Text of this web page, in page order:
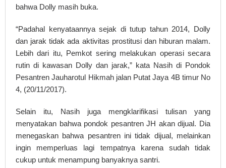
bahwa Dolly masih buka.
“Padahal kenyataannya sejak di tutup tahun 2014, Dolly
dan jarak tidak ada aktivitas prostitusi dan hiburan malam.
Lebih dari itu, Pemkot sering melakukan operasi secara
rutin di kawasan Dolly dan jarak,” kata Nasih di Pondok
Pesantren Jauharotul Hikmah jalan Putat Jaya 4B timur No
4, (20/11/2017).
Selain itu, Nasih juga mengklarifikasi tulisan yang
menyatakan bahwa pondok pesantren JH akan dijual. Dia
menegaskan bahwa pesantren ini tidak dijual, melainkan
ingin memperluas lagi tempatnya karena sudah tidak
cukup untuk menampung banyaknya santri.